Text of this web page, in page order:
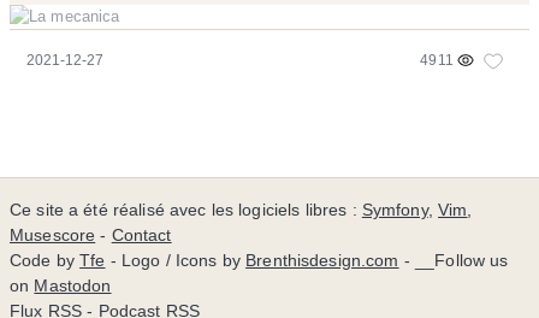
2021-12-27 4911
Ce site a été réalisé avec les logiciels libres : Symfony,Vim,
Musescore - Contact
Code byTfe - Logo / Icons by Brenthisdesign.com - __Follow us
on Mastodon
Flux RSS- Podcast RSS